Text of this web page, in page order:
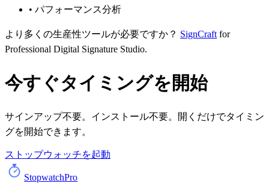
• パフォーマンス分析
より多くの生産性ツールが必要ですか？ SignCraft for
Professional Digital Signature Studio.
今すぐタイミングを開始
サインアップ不要。インストール不要。開くだけでタイミン
グを開始できます。
ストップウォッチを起動
StopwatchPro